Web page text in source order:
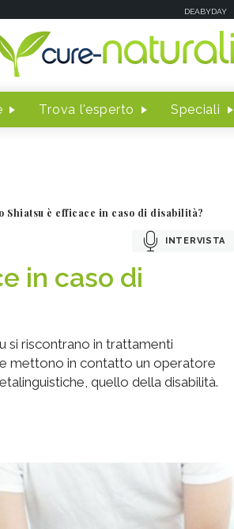
DEABYDAY
Trova l'esperto Speciali
Shiatsu è efficace in caso di disabilità?
INTERVISTA
in caso di
si riscontrano in trattamenti
mettono in contatto un operatore
quello della disabilità.